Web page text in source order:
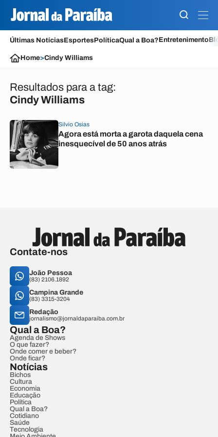
Últimas NotíciasEsportesPolíticaQual a Boa?Entretenimento
Home>Cindy Williams
Resultados para a tag:
Cindy Williams
Silvio Osias
Agora está morta a garota daquela cena
inesquecível de 50 anos atrás
Contate-nos
João Pessoa
(83) 2106.1892
Campina Grande
(83) 3315-3204
Redação
jornalismo@jornaldaparaiba.com.br
Qual a Boa?
Agenda de Shows
O que fazer?
Onde comer e beber?
Onde ficar?
Notícias
Bichos
Cultura
Economia
Educação
Política
Qual a Boa?
Cotidiano
Saúde
Tecnologia